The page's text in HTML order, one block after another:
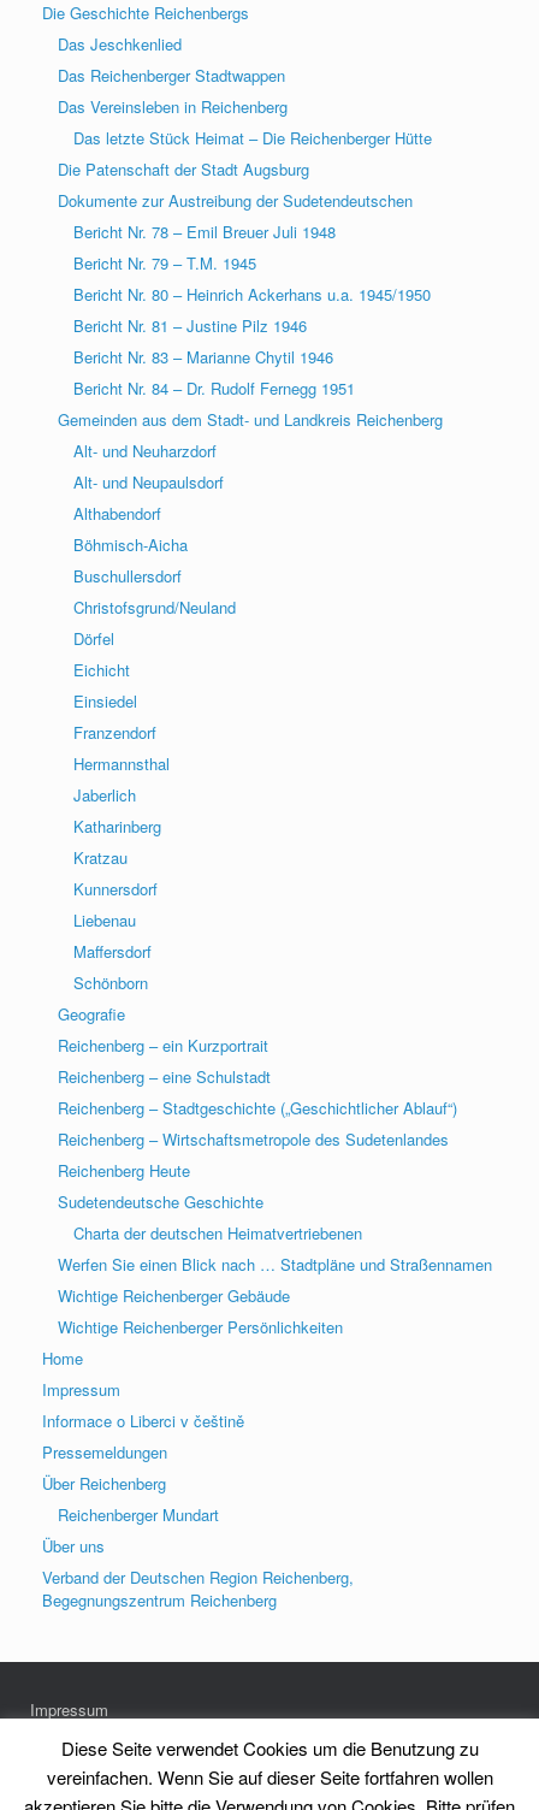
Die Geschichte Reichenbergs
Das Jeschkenlied
Das Reichenberger Stadtwappen
Das Vereinsleben in Reichenberg
Das letzte Stück Heimat – Die Reichenberger Hütte
Die Patenschaft der Stadt Augsburg
Dokumente zur Austreibung der Sudetendeutschen
Bericht Nr. 78 – Emil Breuer Juli 1948
Bericht Nr. 79 – T.M. 1945
Bericht Nr. 80 – Heinrich Ackerhans u.a. 1945/1950
Bericht Nr. 81 – Justine Pilz 1946
Bericht Nr. 83 – Marianne Chytil 1946
Bericht Nr. 84 – Dr. Rudolf Fernegg 1951
Gemeinden aus dem Stadt- und Landkreis Reichenberg
Alt- und Neuharzdorf
Alt- und Neupaulsdorf
Althabendorf
Böhmisch-Aicha
Buschullersdorf
Christofsgrund/Neuland
Dörfel
Eichicht
Einsiedel
Franzendorf
Hermannsthal
Jaberlich
Katharinberg
Kratzau
Kunnersdorf
Liebenau
Maffersdorf
Schönborn
Geografie
Reichenberg – ein Kurzportrait
Reichenberg – eine Schulstadt
Reichenberg – Stadtgeschichte („Geschichtlicher Ablauf“)
Reichenberg – Wirtschaftsmetropole des Sudetenlandes
Reichenberg Heute
Sudetendeutsche Geschichte
Charta der deutschen Heimatvertriebenen
Werfen Sie einen Blick nach … Stadtpläne und Straßennamen
Wichtige Reichenberger Gebäude
Wichtige Reichenberger Persönlichkeiten
Home
Impressum
Informace o Liberci v češtině
Pressemeldungen
Über Reichenberg
Reichenberger Mundart
Über uns
Verband der Deutschen Region Reichenberg,
Begegnungszentrum Reichenberg
Impressum
Datenschutz
Diese Seite verwendet Cookies um die Benutzung zu
vereinfachen. Wenn Sie auf dieser Seite fortfahren wollen